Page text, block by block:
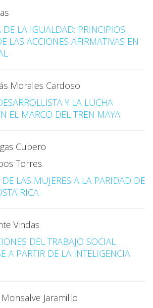
LA IGUALDAD: PRINCIPIOS
LAS ACCIONES AFIRMATIVAS EN
Morales Cardoso
Y LA LUCHA
EL MARCO DEL TREN MAYA
Cubero
Torres
LAS MUJERES A LA PARIDAD DE
RICA
Vindas
DEL TRABAJO SOCIAL
A PARTIR DE LA INTELIGENCIA
Jaramillo